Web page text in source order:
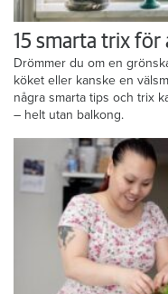
15 smarta trix
Drömmer du om en
köket eller kanske en
några smarta tips och trix
– helt utan balkong.